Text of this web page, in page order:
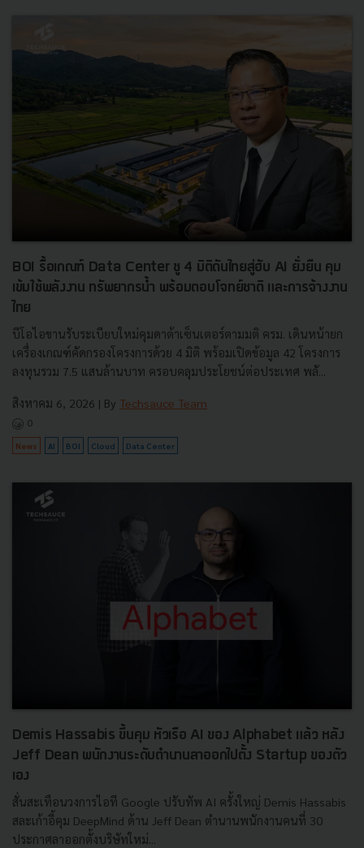
BOI รื้อเกณฑ์ Data Center ชู 4 มิติดันไทยสู่ฮับ AI ยั่งยืน คุม
เข้มใช้พลังงาน ทรัพยากรน้ำ พร้อมตอบโจทย์ชาติ และการจ้างงาน
ไทย
บีโอไอขานรับระเบียบใหม่คุมดาต้าเซ็นเตอร์ตามมติ ครม. เดินหน้ายก
เครื่องเกณฑ์คัดกรองโครงการด้วย 4 มิติ พร้อมเปิดข้อมูล 42 โครงการ
ลงทุนรวม 7.5 แสนล้านบาท ครอบคลุมประโยชน์ต่อประเทศ พลั...
สิงหาคม 6, 2026 | By Techsauce Team
0
News AI BOI Cloud Data Center
Demis Hassabis ขึ้นคุม หัวเรือ AI ของ Alphabet แล้ว หลัง
Jeff Dean พนักงานระดับตำนานลาออกไปตั้ง Startup ของตัว
เอง
สั่นสะเทือนวงการไอที Google ปรับทัพ AI ครั้งใหญ่ Demis Hassabis
สละเก้าอี้คุม DeepMind ด้าน Jeff Dean ตำนานพนักงานคนที่ 30
ประกาศลาออกตั้งบริษัทใหม่...